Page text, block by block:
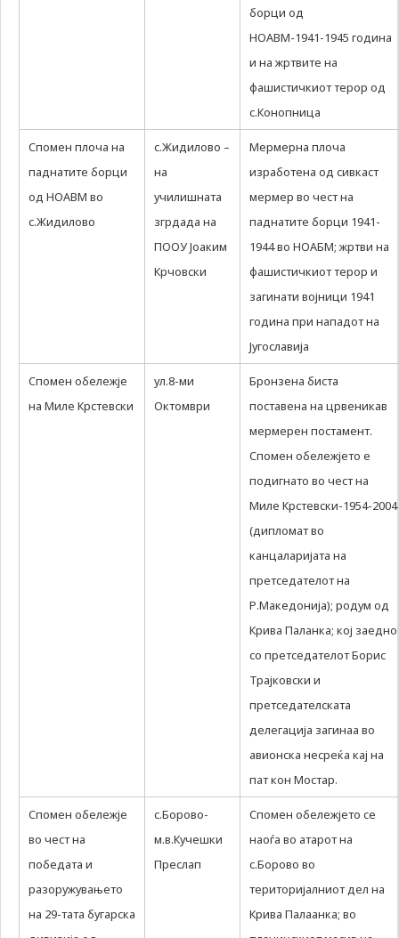
борци од
НОАВМ-1941-1945 година
и на жртвите на
фашистичкиот терор од
с.Конопница
Спомен плоча на
паднатите борци
од НОАВМ во
с.Жидилово
с.Жидилово –
на
училишната
згрдада на
ПООУ Јоаким
Крчовски
Мермерна плоча
изработена од сивкаст
мермер во чест на
паднатите борци 1941-
1944 во НОАБМ; жртви на
фашистичкиот терор и
загинати војници 1941
година при нападот на
Југославија
Спомен обележје
на Миле Крстевски
ул.8-ми
Октомври
Бронзена биста
поставена на црвеникав
мермерен постамент.
Спомен обележјето е
подигнато во чест на
Миле Крстевски-1954-2004
(дипломат во
канцаларијата на
претседателот на
Р.Македонија); родум од
Крива Паланка; кој заедно
со претседателот Борис
Трајковски и
претседателската
делегација загинаа во
авионска несреќа кај на
пат кон Мостар.
Спомен обележје
во чест на
победата и
разоружувањето
на 29-тата бугарска
с.Борово-
м.в.Кучешки
Преслап
Спомен обележјето се
наоѓа во атарот на
с.Борово во
територијалниот дел на
Крива Палаанка; во